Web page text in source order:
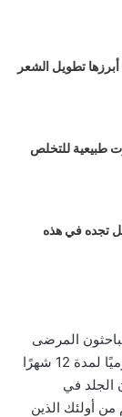
فوائد الكينوا للشعر 7، أبرزها تطويل الشعر
العام الدراسي، 10 زيوت طبيعية للتخلص
تجده في هذه
المرضى
نياسيناميد عن طريق الفم أو دواء وهمي مرتين يوميًا لمدة 12 شهرًا
سرطان الجلد في
أولئك الذين